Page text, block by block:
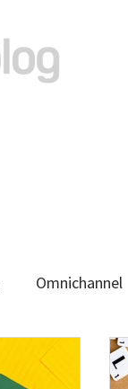
Omnichannel